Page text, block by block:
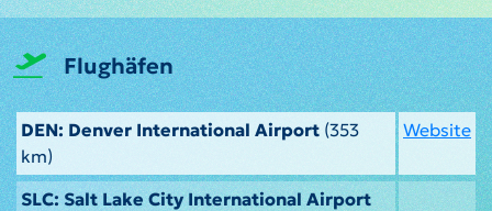
Flughäfen
DEN: Denver International Airport (353
km)
Website
SLC: Salt Lake City International Airport